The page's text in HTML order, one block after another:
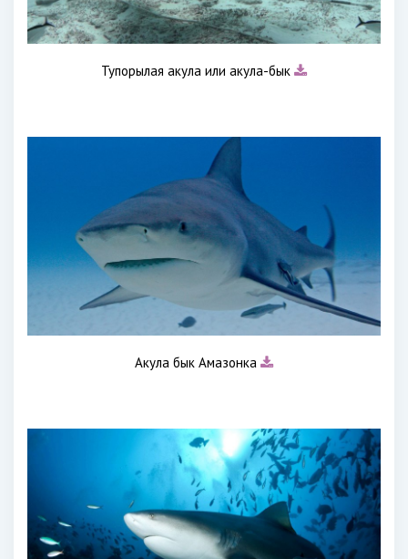
Тупорылая акула или акула-бык
Акула бык Амазонка